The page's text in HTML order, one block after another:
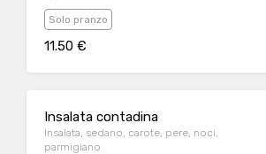
Solo pranzo
11.50 €
Insalata contadina
Insalata, sedano, carote, pere, noci,
parmigiano